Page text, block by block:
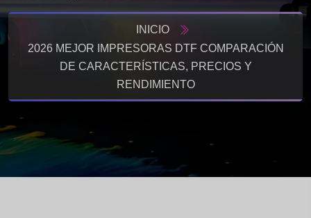
INICIO
2026 MEJOR IMPRESORAS DTF COMPARACIÓN
DE CARACTERÍSTICAS, PRECIOS Y
RENDIMIENTO